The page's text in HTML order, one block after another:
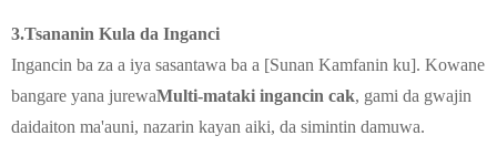
3.Tsananin Kula da Inganci
Ingancin ba za a iya sasantawa ba a [Sunan Kamfanin ku]. Kowane
bangare yana jurewaMulti-mataki ingancin cak, gami da gwajin
daidaiton ma'auni, nazarin kayan aiki, da simintin damuwa.